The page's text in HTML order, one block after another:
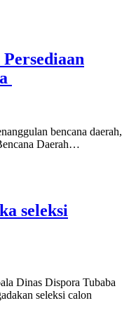
bencana daerah,
Daerah…
seleksi
Dinas Dispora Tubaba
seleksi calon